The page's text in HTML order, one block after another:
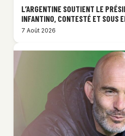
L’ARGENTINE SOUTIENT LE
INFANTINO, CONTESTÉ ET SOUS
7 Août 2026